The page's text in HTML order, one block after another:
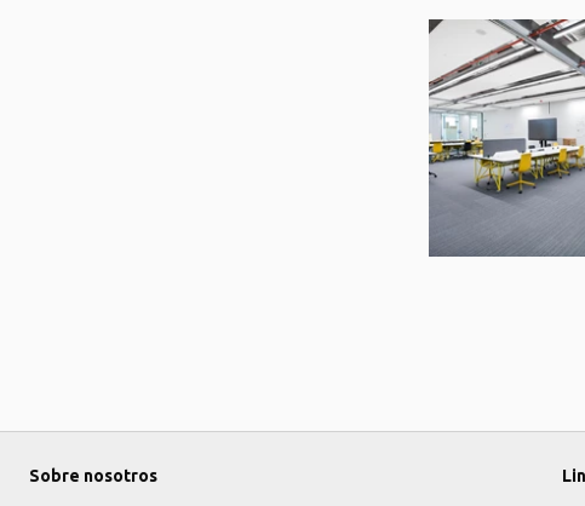
Sobre nosotros